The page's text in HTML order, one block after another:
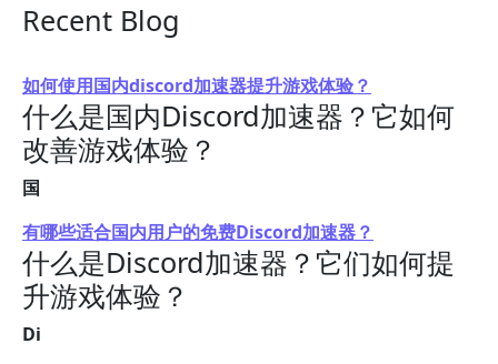
Recent Blog
如何使用国内discord加速器提升游戏体验？
什么是国内Discord加速器？它如何
改善游戏体验？
国
有哪些适合国内用户的免费Discord加速器？
什么是Discord加速器？它们如何提
升游戏体验？
Di